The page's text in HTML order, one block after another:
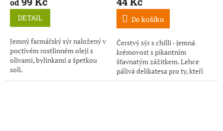
od
DETAIL
Jemný farmářský sýr naložený v
poctivém rostlinném oleji s
olivami, bylinkami a špetkou
soli.
Do košíku
Čerstvý sýr s chilli - jemná
krémovost s pikantním
šťavnatým zážitkem. Lehce
pálivá delikatesa pro ty, kteří
mají rádi jemnost s ohnivým